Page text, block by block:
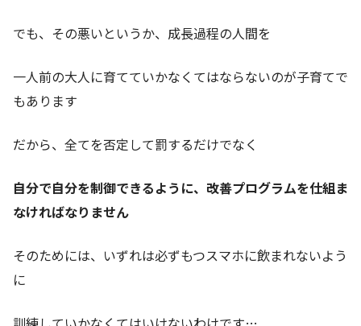
でも、その悪いというか、成長過程の人間を
一人前の大人に育てていかなくてはならないのが子育てで
もあります
だから、全てを否定して罰するだけでなく
自分で自分を制御できるように、改善プログラムを仕組ま
なければなりません
そのためには、いずれは必ずもつスマホに飲まれないよう
に